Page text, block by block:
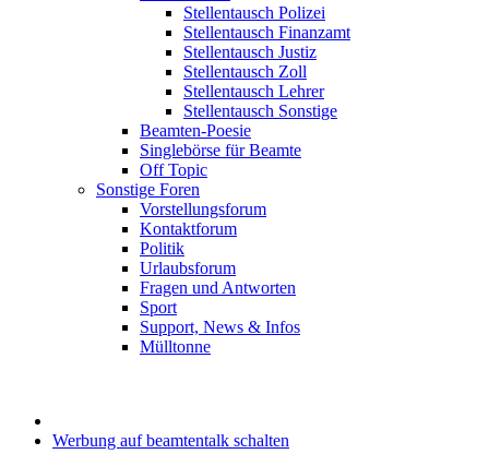
Stellentausch Polizei
Stellentausch Finanzamt
Stellentausch Justiz
Stellentausch Zoll
Stellentausch Lehrer
Stellentausch Sonstige
Beamten-Poesie
Singlebörse für Beamte
Off Topic
Sonstige Foren
Vorstellungsforum
Kontaktforum
Politik
Urlaubsforum
Fragen und Antworten
Sport
Support, News & Infos
Mülltonne
Werbung auf beamtentalk schalten